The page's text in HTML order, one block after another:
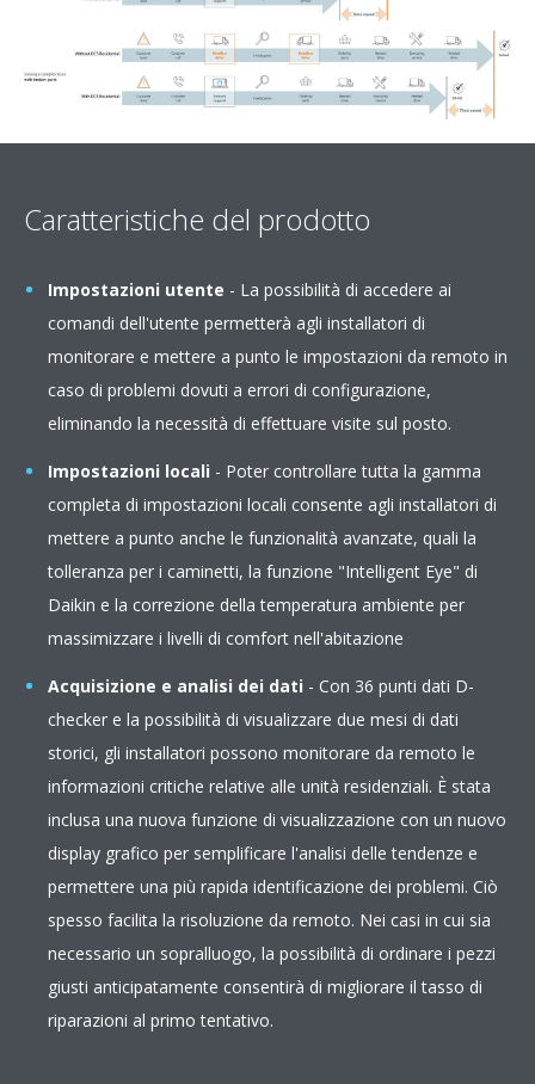
Caratteristiche del prodotto
Impostazioni utente - La possibilità di accedere ai
comandi dell'utente permetterà agli installatori di
monitorare e mettere a punto le impostazioni da remoto in
caso di problemi dovuti a errori di configurazione,
eliminando la necessità di effettuare visite sul posto. ​
Impostazioni locali - Poter controllare tutta la gamma
completa di impostazioni locali consente agli installatori di
mettere a punto anche le funzionalità avanzate, quali la
tolleranza per i caminetti, la funzione "Intelligent Eye" di
Daikin e la correzione della temperatura ambiente per
massimizzare i livelli di comfort nell'abitazione
Acquisizione e analisi dei dati - Con 36 punti dati D-
checker e la possibilità di visualizzare due mesi di dati
storici, gli installatori possono monitorare da remoto le
informazioni critiche relative alle unità residenziali. È stata
inclusa una nuova funzione di visualizzazione con un nuovo
display grafico per semplificare l'analisi delle tendenze e
permettere una più rapida identificazione dei problemi. Ciò
spesso facilita la risoluzione da remoto. Nei casi in cui sia
necessario un sopralluogo, la possibilità di ordinare i pezzi
giusti anticipatamente consentirà di migliorare il tasso di
riparazioni al primo tentativo.